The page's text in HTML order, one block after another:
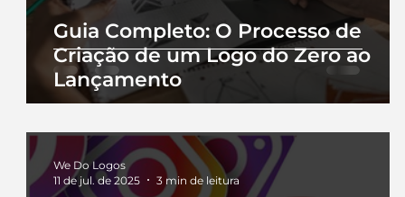
Guia Completo: O Processo de
Criação de um Logo do Zero ao
Lançamento
We Do Logos
11 de jul. de 2025
3 min de leitura